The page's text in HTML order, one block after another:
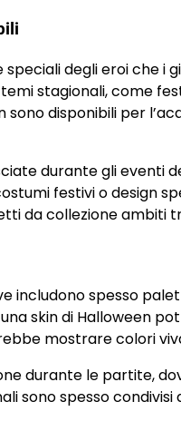
speciali degli eroi che
stagionali, come
sono disponibili per
durante gli eventi
festivi o design
da collezione ambiti
includono spesso
skin di Halloween
mostrare colori
durante le partite,
sono spesso